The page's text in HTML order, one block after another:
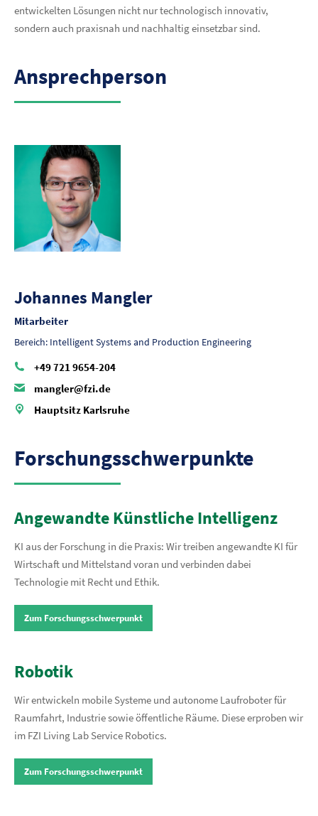
entwickelten Lösungen nicht nur technologisch innovativ,
sondern auch praxisnah und nachhaltig einsetzbar sind.
Ansprechperson
Johannes Mangler
Mitarbeiter
Bereich: Intelligent Systems and Production Engineering
+49 721 9654-204
mangler@fzi.de
Hauptsitz Karlsruhe
Forschungsschwerpunkte
Angewandte Künstliche Intelligenz
KI aus der Forschung in die Praxis: Wir treiben angewandte KI für
Wirtschaft und Mittelstand voran und verbinden dabei
Technologie mit Recht und Ethik.
Zum Forschungsschwerpunkt
Robotik
Wir entwickeln mobile Systeme und autonome Laufroboter für
Raumfahrt, Industrie sowie öffentliche Räume. Diese erproben wir
im FZI Living Lab Service Robotics.
Zum Forschungsschwerpunkt